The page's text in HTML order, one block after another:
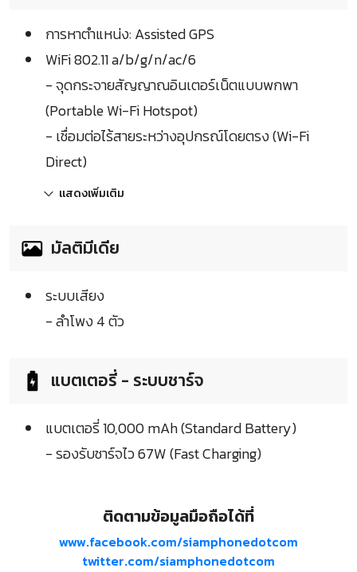
การหาตำแหน่ง: Assisted GPS
WiFi 802.11 a/b/g/n/ac/6
- จุดกระจายสัญญาณอินเตอร์เน็ตแบบพกพา
(Portable Wi-Fi Hotspot)
- เชื่อมต่อไร้สายระหว่างอุปกรณ์โดยตรง (Wi-Fi
Direct)
แสดงเพิ่มเติม
มัลติมีเดีย
ระบบเสียง
- ลำโพง 4 ตัว
แบตเตอรี่ - ระบบชาร์จ
แบตเตอรี่ 10,000 mAh (Standard Battery)
- รองรับชาร์จไว 67W (Fast Charging)
ติดตามข้อมูลมือถือได้ที่
www.facebook.com/siamphonedotcom
twitter.com/siamphonedotcom